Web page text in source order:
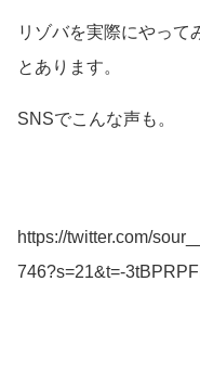
リゾバを実際にやって
とあります。
SNSでこんな声も。
https://twitter.com/
746?s=21&t=-